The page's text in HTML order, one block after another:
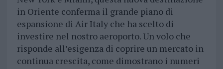
in Oriente conferma il grande piano di
espansione di Air Italy che ha scelto di
investire nel nostro aeroporto. Un volo che
risponde all’esigenza di coprire un mercato in
continua crescita, come dimostrano i numeri